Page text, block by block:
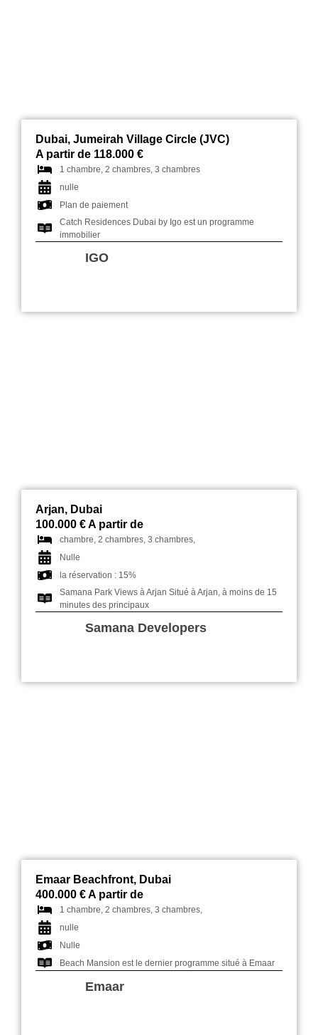
Dubai, Jumeirah Village Circle (JVC)
A partir de 118.000 €
1 chambre, 2 chambres, 3 chambres
nulle
Plan de paiement
Catch Residences Dubai by Igo est un programme
immobilier
IGO
Arjan, Dubai
100.000 € A partir de
chambre, 2 chambres, 3 chambres,
Nulle
la réservation : 15%
Samana Park Views à Arjan Situé à Arjan, à moins de 15
minutes des principaux
Samana Developers
Emaar Beachfront, Dubai
400.000 € A partir de
1 chambre, 2 chambres, 3 chambres,
nulle
Nulle
Beach Mansion est le dernier programme situé à Emaar
Emaar